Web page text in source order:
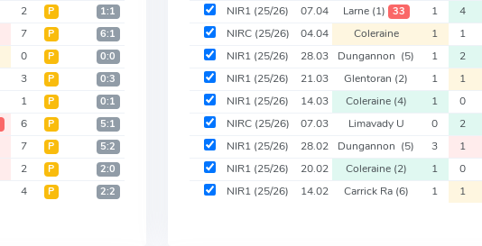
2 Р 1:1
7 Р 6:1
0 Р 0:0
3 Р 0:3
1 Р 0:1
6 Р 5:1
7 Р 5:2
2 Р 2:0
4 Р 2:2
NIR1 (25/26) 07.04 Larne (1) 33 1 4
NIRC (25/26) 04.04 Coleraine 1 1
NIR1 (25/26) 28.03 Dungannon (5) 1 2
NIR1 (25/26) 21.03 Glentoran (2) 1 1
NIR1 (25/26) 14.03 Coleraine (4) 1 0
NIRC (25/26) 07.03 Limavady U 0 2
NIR1 (25/26) 28.02 Dungannon (5) 3 1
NIR1 (25/26) 20.02 Coleraine (2) 1 0
NIR1 (25/26) 14.02 Carrick Ra (6) 1 1